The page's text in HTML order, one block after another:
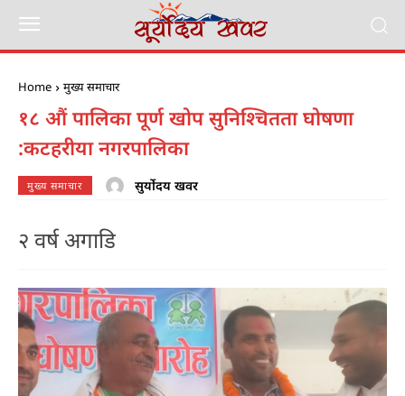
Home मुख्य समाचार
१८ औं पालिका पूर्ण खोप सुनिश्चितता घोषणा
:कटहरीया नगरपालिका
मुख्य समाचार सुर्योदय खवर
२ वर्ष अगाडि